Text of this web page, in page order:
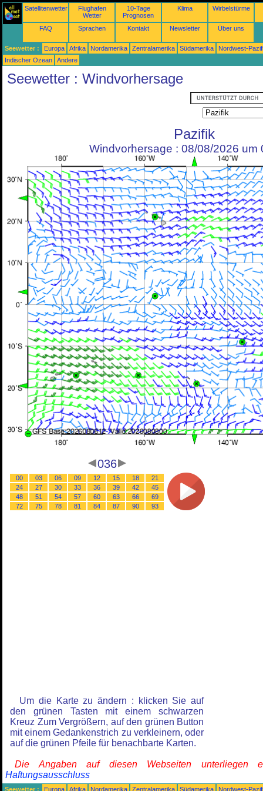
Satellitenwetter
Flughafen
Wetter
10-Tage
Prognosen
Klima Wirbelstürme
FAQ Sprachen Kontakt Newsletter Über uns
Seewetter : Europa Afrika Nordamerika Zentralamerika Südamerika
Nordwest-
Indischer Ozean
Andere
Seewetter : Windvorhersage
Pazifik
Windvorhersage : 08/08/2026 um
036
00 03 06 09 12 15 18
21
24
27 30 33 36 39 42
45
48
51 54 57 60 63 66
69
72
75 78 81 84 87 90 93
Um die Karte zu ändern : klicken Sie auf
den grünen Tasten mit einem schwarzen
Kreuz Zum Vergrößern, auf den grünen Button
mit einem Gedankenstrich zu verkleinern, oder
auf die grünen Pfeile für benachbarte Karten.
Die Angaben auf diesen Webseiten unterliegen
Haftungsausschluss
Seewetter : Europa Afrika Nordamerika Zentralamerika Südamerika
Nordwest-